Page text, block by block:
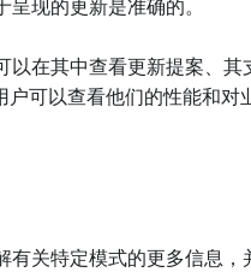
现的更新是准确的。
以在其中查看更新提案、
可以查看他们的性能和对
有关特定模式的更多信息